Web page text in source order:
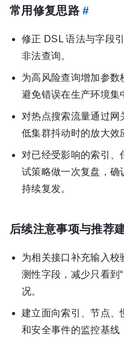
常用修复思路#
修正 DSL 语法与字段
非法查询。
为高风险查询增加参数
避免错误在生产环境集
对热点搜索流量通过网
低集群抖动时的放大效
对已经受影响的索引、
试策略做一次复盘，确
持续复发。
后续注意事项与推荐
为相关接口补充输入
测性字段，减少只看到
况。
建立面向索引、节点、
和安全事件的监控基线